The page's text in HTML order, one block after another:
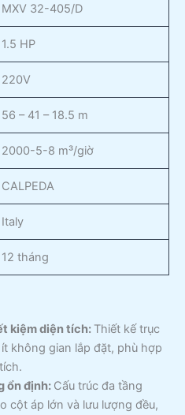
MXV 32-405/D
1.5 HP
220V
56 – 41 – 18.5 m
2000-5-8 m³/giờ
CALPEDA
Italy
12 tháng
kiệm diện tích: Thiết kế trục
không gian lắp đặt, phù hợp
ổn định: Cấu trúc đa tầng
cột áp lớn và lưu lượng đều,